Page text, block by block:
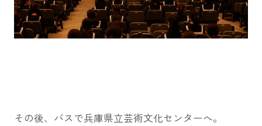
その後、バスで兵庫県立芸術文化センターへ。